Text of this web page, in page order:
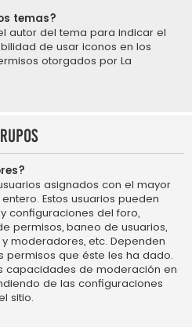
temas?
autor del tema para indicar el
de usar iconos en los
otorgados por La
asignados con el mayor
Estos usuarios pueden
configuraciones del foro,
permisos, baneo de usuarios,
moderadores, etc. Dependen
permisos que éste les ha dado.
capacidades de moderación en
de las configuraciones
sitio.